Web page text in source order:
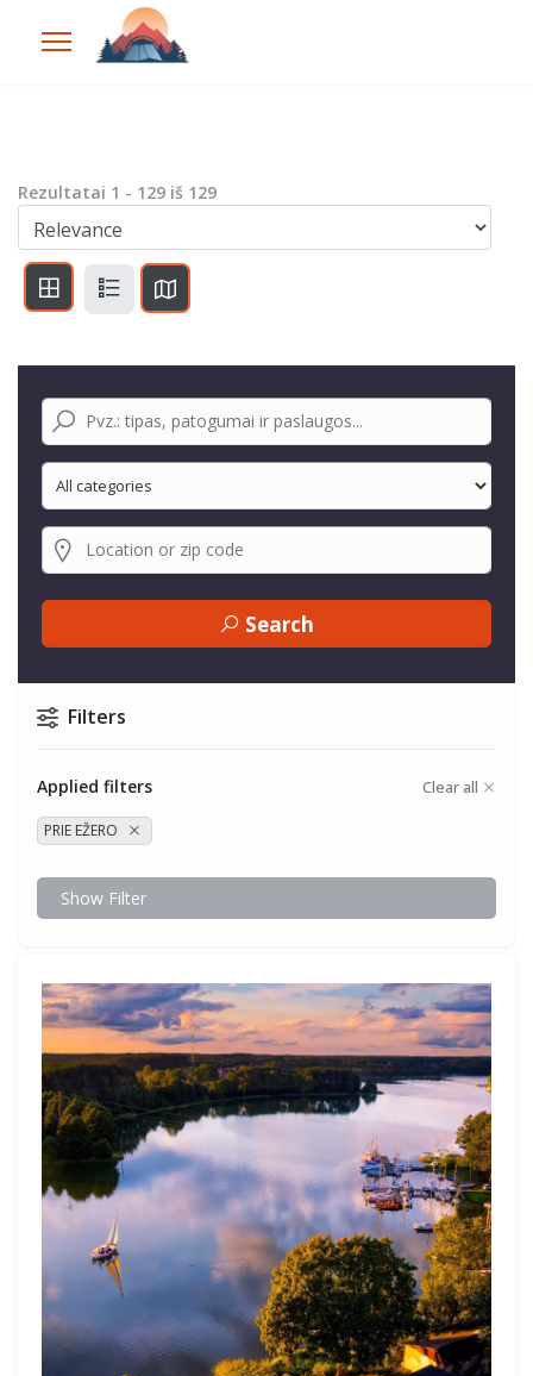
Rezultatai 1 - 129 iš 129
Search
Filters
Applied filters Clear all
PRIE EŽERO
Show Filter